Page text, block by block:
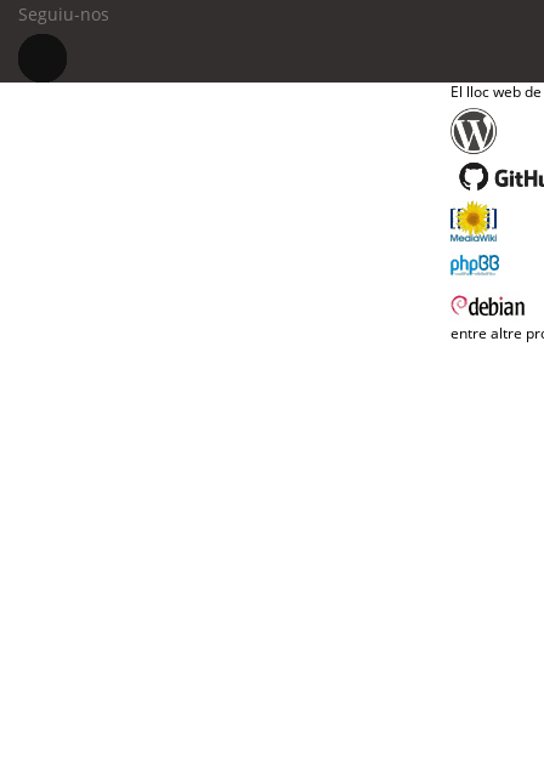
Seguiu-nos
El lloc web
entre altre